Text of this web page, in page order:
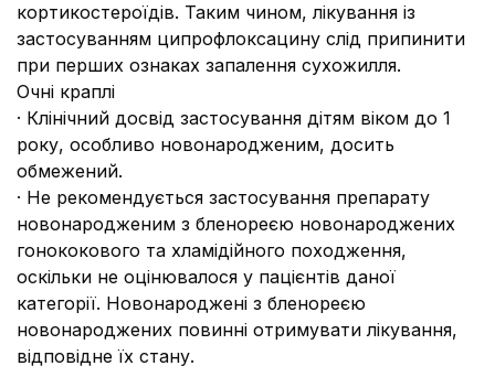
кортикостероїдів. Таким чином, лікування із
застосуванням ципрофлоксацину слід припинити
при перших ознаках запалення сухожилля.
Очні краплі
· Клінічний досвід застосування дітям віком до 1
року, особливо новонародженим, досить
обмежений.
· Не рекомендується застосування препарату
новонародженим з бленореєю новонароджених
гонококового та хламідійного походження,
оскільки не оцінювалося у пацієнтів даної
категорії. Новонароджені з бленореєю
новонароджених повинні отримувати лікування,
відповідне їх стану.